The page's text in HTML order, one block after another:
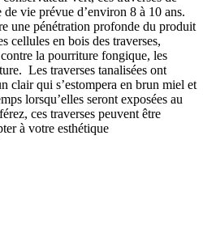
vie prévue d’environ 8 à 10 ans.
une pénétration profonde du produit
cellules en bois des traverses,
la pourriture fongique, les
Les traverses tanalisées ont
clair qui s’estompera en brun miel et
lorsqu’elles seront exposées au
ces traverses peuvent être
à votre esthétique